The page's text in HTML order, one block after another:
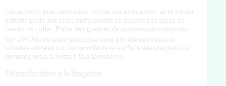
Les auteurs précisent avoir utilisé des étiquettes car le ruban
adhésif qu'ils ont testé initialement ne laissait pas assez de
résidu de colle… Enfin, des gouttes de suspension contenant
10
UFC/ml de staphylocoque doré ont été déposées et
laissées séchées sur l'ensemble de la surface des plaques (45
minutes, sous la hotte à flux laminaire).